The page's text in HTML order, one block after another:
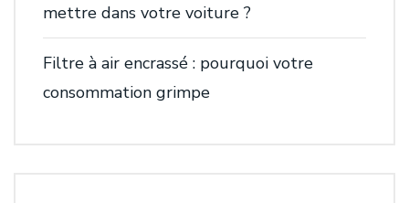
mettre dans votre voiture ?
Filtre à air encrassé : pourquoi votre
consommation grimpe